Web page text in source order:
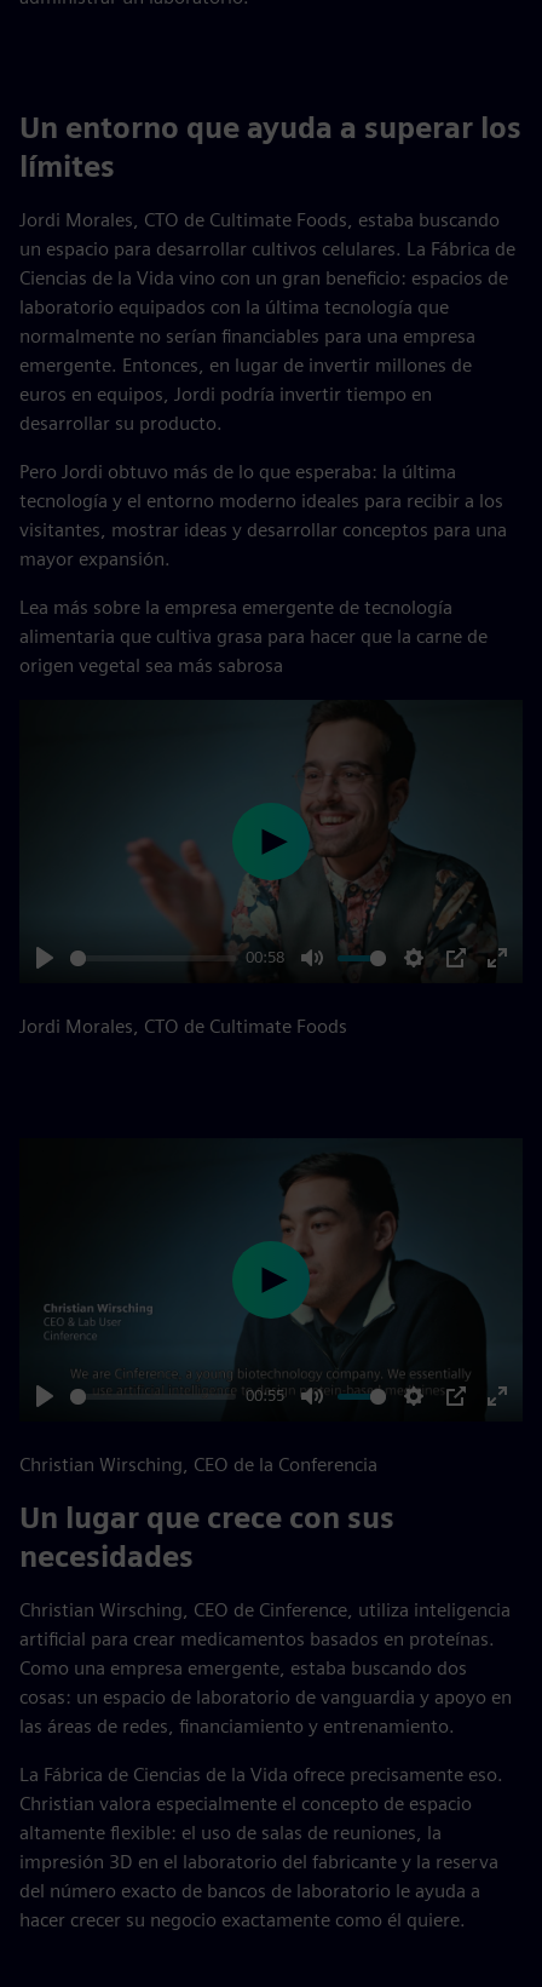
Un entorno que ayuda a superar los
límites
Jordi Morales, CTO de Cultimate Foods, estaba buscando
un espacio para desarrollar cultivos celulares. La Fábrica de
Ciencias de la Vida vino con un gran beneficio: espacios de
laboratorio equipados con la última tecnología que
normalmente no serían financiables para una empresa
emergente. Entonces, en lugar de invertir millones de
euros en equipos, Jordi podría invertir tiempo en
desarrollar su producto.
Pero Jordi obtuvo más de lo que esperaba: la última
tecnología y el entorno moderno ideales para recibir a los
visitantes, mostrar ideas y desarrollar conceptos para una
mayor expansión.
Lea más sobre la empresa emergente de tecnología
alimentaria que cultiva grasa para hacer que la carne de
origen vegetal sea más sabrosa
00:58
Play
Jordi Morales, CTO de Cultimate Foods
00:55
Play
Christian Wirsching, CEO de la Conferencia
Un lugar que crece con sus
necesidades
Christian Wirsching, CEO de Cinference, utiliza inteligencia
artificial para crear medicamentos basados en proteínas.
Como una empresa emergente, estaba buscando dos
cosas: un espacio de laboratorio de vanguardia y apoyo en
las áreas de redes, financiamiento y entrenamiento.
La Fábrica de Ciencias de la Vida ofrece precisamente eso.
Christian valora especialmente el concepto de espacio
altamente flexible: el uso de salas de reuniones, la
impresión 3D en el laboratorio del fabricante y la reserva
del número exacto de bancos de laboratorio le ayuda a
hacer crecer su negocio exactamente como él quiere.